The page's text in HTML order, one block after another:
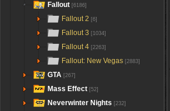
Fallout [6186]
Fallout 2 [6]
Fallout 3 [1034]
Fallout 4 [2263]
Fallout: New Vegas [2883]
GTA [267]
Mass Effect [52]
Neverwinter Nights [232]